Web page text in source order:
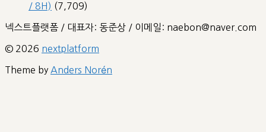
/ 8H) (7,709)
넥스트플랫폼 / 대표자: 동준상 / 이메일: naebon@naver.com
© 2026 nextplatform
Theme by Anders Norén